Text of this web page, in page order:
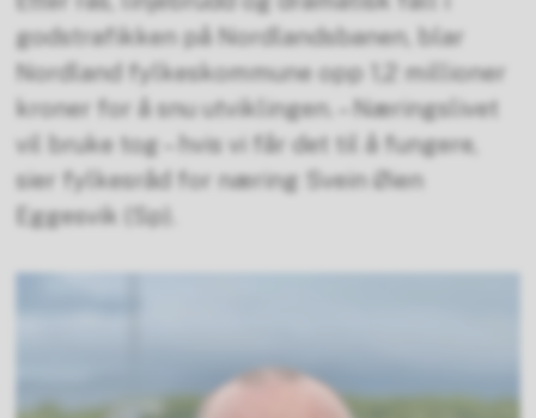
godstrafikken på Nordlandsbanen, blar
Nordland fylkeskommune opp 1,2 millioner
kroner for å snu utviklingen. – Næringslivet
vil bruke tog – hvis vi får det til å fungere,
sier fylkesråd for næring Svein Øien
Eggesvik (Sp).